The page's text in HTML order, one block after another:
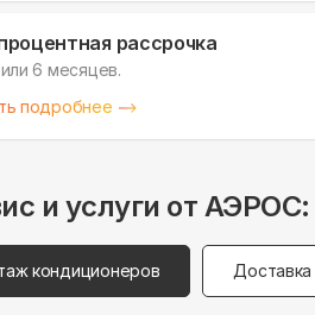
рассрочка
6 месяцев.
подробнее
и услуги от АЭРОС:
кондиционеров Доставка